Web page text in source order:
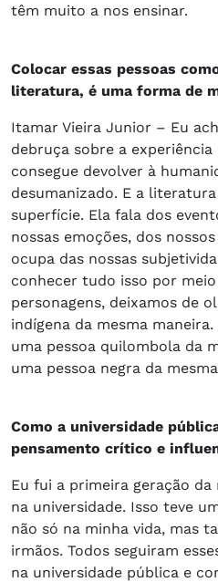
têm muito a nos ensinar.
Colocar essas pessoas
literatura, é uma forma de
Itamar Vieira Junior – Eu
debruça sobre a experiência
consegue devolver à
desumanizado. E a
superfície. Ela fala dos
nossas emoções, dos
ocupa das nossas
conhecer tudo isso por
personagens, deixamos de
indígena da mesma
uma pessoa quilombola da
uma pessoa negra da
Como a universidade
pensamento crítico e
Eu fui a primeira geração
na universidade. Isso teve
não só na minha vida, mas
irmãos. Todos seguiram
na universidade pública e